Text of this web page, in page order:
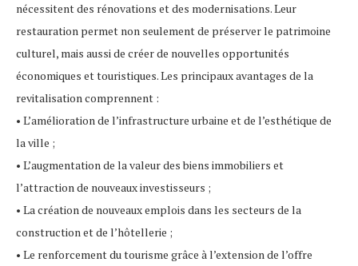
nécessitent des rénovations et des modernisations. Leur
restauration permet non seulement de préserver le patrimoine
culturel, mais aussi de créer de nouvelles opportunités
économiques et touristiques. Les principaux avantages de la
revitalisation comprennent :
• L’amélioration de l’infrastructure urbaine et de l’esthétique de
la ville ;
• L’augmentation de la valeur des biens immobiliers et
l’attraction de nouveaux investisseurs ;
• La création de nouveaux emplois dans les secteurs de la
construction et de l’hôtellerie ;
• Le renforcement du tourisme grâce à l’extension de l’offre